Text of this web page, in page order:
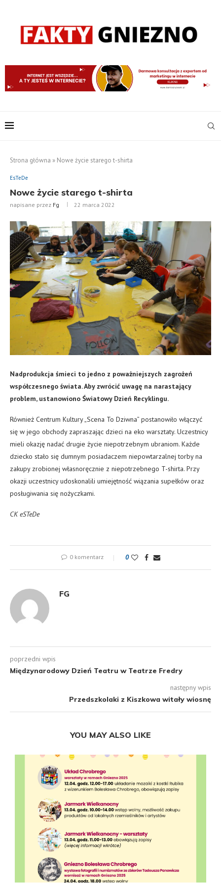
Strona główna » Nowe życie starego t-shirta
EsTeDe
Nowe życie starego t-shirta
napisane przez Fg 22 marca 2022
Nadprodukcja śmieci to jedno z poważniejszych zagrożeń
współczesnego świata. Aby zwrócić uwagę na narastający
problem, ustanowiono Światowy Dzień Recyklingu.
Również Centrum Kultury „Scena To Dziwna” postanowiło włączyć
się w jego obchody zapraszając dzieci na eko warsztaty. Uczestnicy
mieli okazję nadać drugie życie niepotrzebnym ubraniom. Każde
dziecko stało się dumnym posiadaczem niepowtarzalnej torby na
zakupy zrobionej własnoręcznie z niepotrzebnego T-shirta. Przy
okazji uczestnicy udoskonalili umiejętność wiązania supełków oraz
posługiwania się nożyczkami.
CK eSTeDe
0 komentarz 0
FG
poprzedni wpis
Międzynarodowy Dzień Teatru w Teatrze Fredry
następny wpis
Przedszkolaki z Kiszkowa witały wiosnę
YOU MAY ALSO LIKE